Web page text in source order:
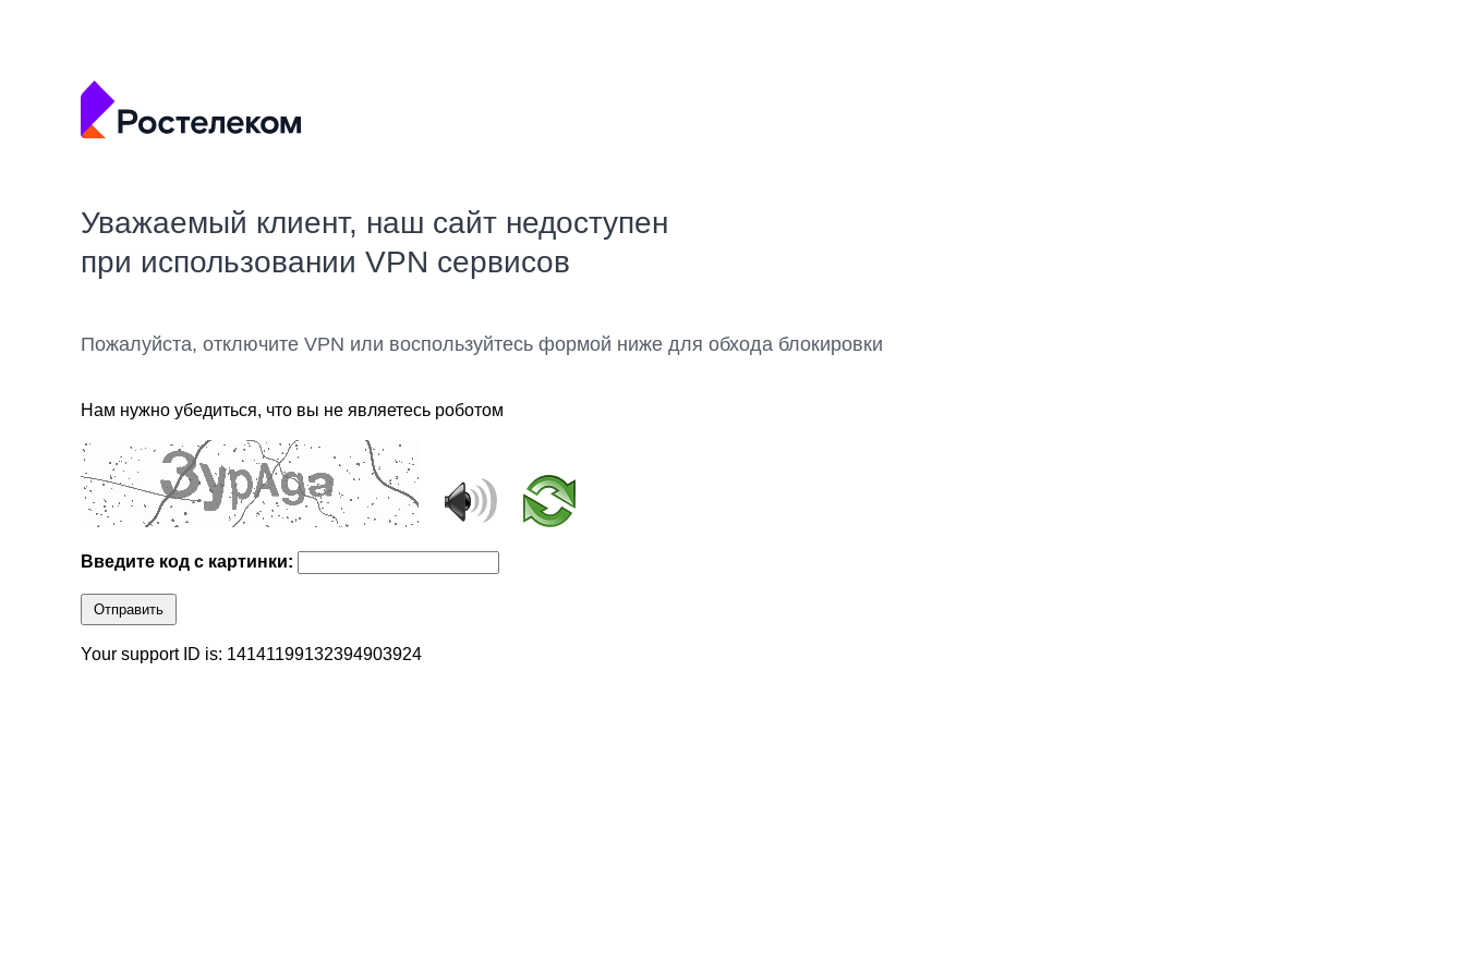
Уважаемый клиент, наш сайт недоступен
при использовании VPN сервисов
Пожалуйста, отключите VPN или воспользуйтесь формой ниже для обхода блокировки
Нам нужно убедиться, что вы не являетесь роботом
Введите код с картинки:
Отправить
Your support ID is: 14141199132394903924